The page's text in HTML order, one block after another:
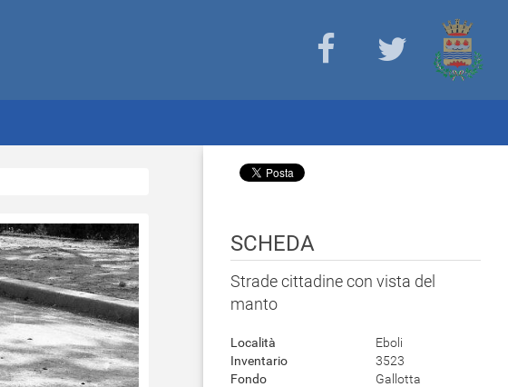
SCHEDA
Strade cittadine con vista del
manto
Località
Eboli
Inventario
3523
Fondo
Gallotta